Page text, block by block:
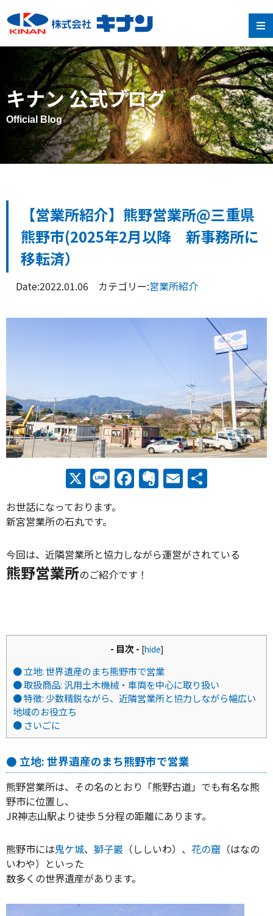
キナン 公式ブログ
Official Blog
【営業所紹介】熊野営業所@三重県
熊野市(2025年2月以降 新事務所に
移転済）
Date:2022.01.06 カテゴリー:営業所紹介
X LineFacebook
Evernote
Email
お世話になっております。
新宮営業所の石丸です。
今回は、近隣営業所と協力しながら運営がされている
熊野営業所のご紹介です！
- 目次 - [hide]
● 立地: 世界遺産のまち熊野市で営業
● 取扱商品: 汎用土木機械・車両を中心に取り扱い
● 特徴: 少数精鋭ながら、近隣営業所と協力しながら幅広い
地域のお役立ち
● さいごに
● 立地: 世界遺産のまち熊野市で営業
熊野営業所は、その名のとおり「熊野古道」でも有名な熊
野市に位置し、
JR神志山駅より徒歩５分程の距離にあります。
熊野市には鬼ケ城、 獅子巖 （ししいわ）、 花の窟 （はなの
いわや）といった
数多くの世界遺産があります。